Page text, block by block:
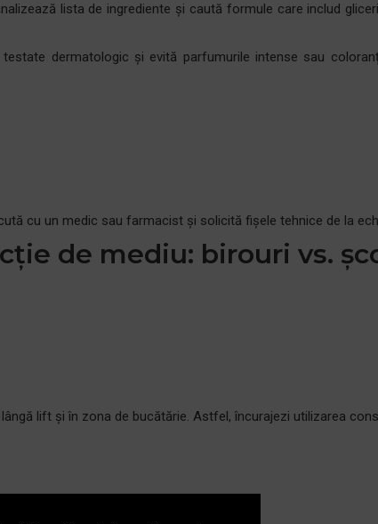
lista de ingrediente și caută formule care includ
dermatologic și evită parfumurile intense sau
cu un medic sau farmacist și solicită fișele tehnice de la
de mediu: birouri vs.
lift și în zona de bucătărie. Astfel, încurajezi utilizarea